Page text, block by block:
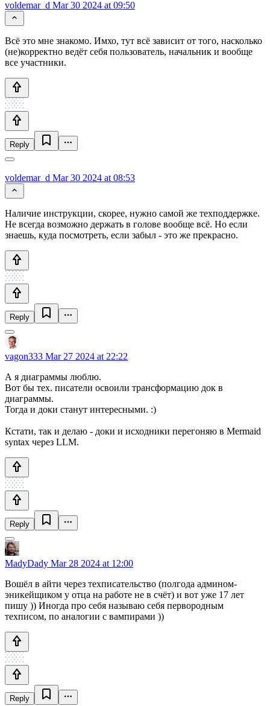
voldemar_d Mar 30 2024 at 09:50
Всё это мне знакомо. Имхо, тут всё зависит от того, насколько
(не)корректно ведёт себя пользователь, начальник и вообще
все участники.
Reply
voldemar_d Mar 30 2024 at 08:53
Наличие инструкции, скорее, нужно самой же техподдержке.
Не всегда возможно держать в голове вообще всё. Но если
знаешь, куда посмотреть, если забыл - это же прекрасно.
Reply
vagon333 Mar 27 2024 at 22:22
А я диаграммы люблю.
Вот бы тех. писатели освоили трансформацию док в
диаграммы.
Тогда и доки станут интересными. :)
Кстати, так и делаю - доки и исходники перегоняю в Mermaid
syntax через LLM.
Reply
MadyDady Mar 28 2024 at 12:00
Вошёл в айти через техписательство (полгода админом-
эникейщиком у отца на работе не в счёт) и вот уже 17 лет
пишу )) Иногда про себя называю себя первородным
техписом, по аналогии с вампирами ))
Reply